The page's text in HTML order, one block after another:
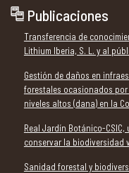
Publicaciones
Transferencia de
Lithium Iberia, S. L. y al
Gestión de daños en
forestales ocasionados
niveles altos (dana) en la
Real Jardín Botánico-
conservar la biodiversidad
Sanidad forestal y